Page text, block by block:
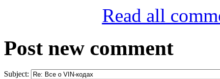
Read all
Post new comment
Subject: